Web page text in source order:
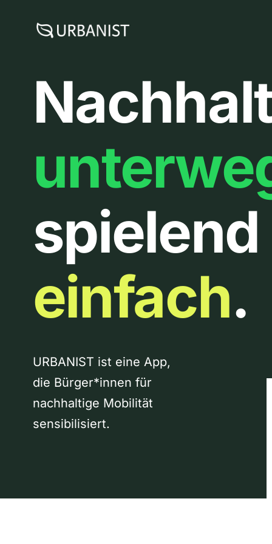
spielend
einfach.
URBANIST ist eine App,
die Bürger*innen für
nachhaltige Mobilität
sensibilisiert.